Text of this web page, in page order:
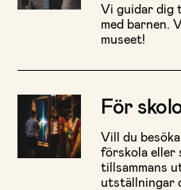
Vi guidar dig
med barnen.
museet!
För
Vill du
förskola eller
tillsammans
utställningar